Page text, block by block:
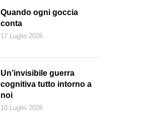
Quando ogni goccia
conta
17 Luglio 2026
Un’invisibile guerra
cognitiva tutto intorno a
noi
10 Luglio 2026